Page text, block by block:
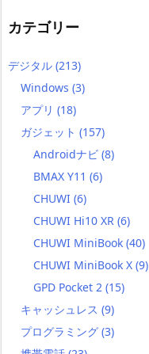
カテゴリー
デジタル (213)
Windows (3)
アプリ (18)
ガジェット (157)
Androidナビ (8)
BMAX Y11 (6)
CHUWI (6)
CHUWI Hi10 XR (6)
CHUWI MiniBook (40)
CHUWI MiniBook X (9)
GPD Pocket 2 (15)
キャッシュレス (9)
プログラミング (3)